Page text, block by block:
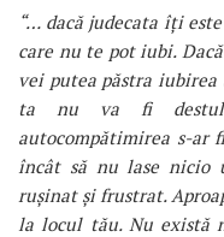
“… dacă judecata îți
care nu te pot iubi.
vei putea păstra
ta nu va fi destul
autocompătimirea s-
încât să nu lase nicio
rușinat și frustrat.
la locul tău. Nu există